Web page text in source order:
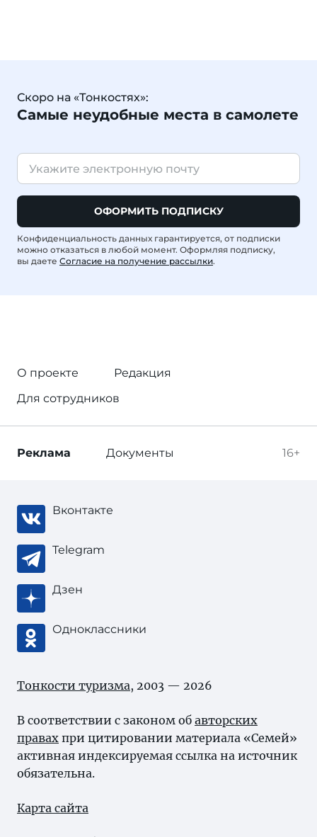
Скоро на «Тонкостях»:
Самые неудобные места в самолете
ОФОРМИТЬ ПОДПИСКУ
Конфиденциальность данных гарантируется, от подписки
можно отказаться в любой момент. Оформляя подписку,
вы даете Согласие на получение рассылки.
О проекте
Редакция
Для сотрудников
16+
Реклама Документы
Вконтакте
Telegram
Дзен
Одноклассники
Тонкости туризма, 2003 — 2026
В соответствии с законом об авторских
правах при цитировании материала «Семей»
активная индексируемая ссылка на источник
обязательна.
Карта сайта